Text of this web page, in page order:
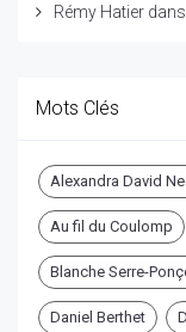
Rémy Hatier dans
Mots Clés
Alexandra David
Au fil du Coulomp
Blanche Serre-
Daniel Berthet